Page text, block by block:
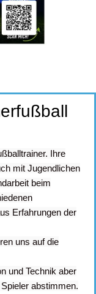
Ihre
mit Jugendlichen
beim
Erfahrungen der
uns auf die
und Technik aber
abstimmen.